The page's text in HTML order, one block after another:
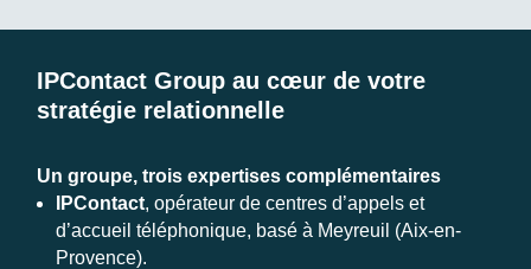
IPContact Group au cœur de votre
stratégie relationnelle
Un groupe, trois expertises complémentaires
IPContact, opérateur de centres d’appels et
d’accueil téléphonique, basé à Meyreuil (Aix-en-
Provence).